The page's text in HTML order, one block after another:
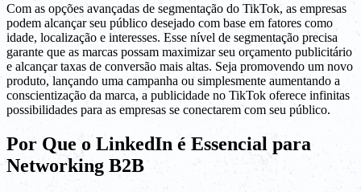
Com as opções avançadas de segmentação do TikTok, as empresas
podem alcançar seu público desejado com base em fatores como
idade, localização e interesses. Esse nível de segmentação precisa
garante que as marcas possam maximizar seu orçamento publicitário
e alcançar taxas de conversão mais altas. Seja promovendo um novo
produto, lançando uma campanha ou simplesmente aumentando a
conscientização da marca, a publicidade no TikTok oferece infinitas
possibilidades para as empresas se conectarem com seu público.
Por Que o LinkedIn é Essencial para
Networking B2B